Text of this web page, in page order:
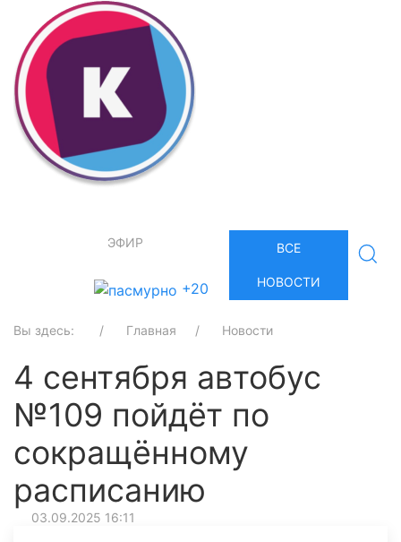
ЭФИР
+20
ВСЕ
НОВОСТИ
Вы здесь: Главная Новости
4 сентября автобус
№109 пойдёт по
сокращённому
расписанию
03.09.2025 16:11